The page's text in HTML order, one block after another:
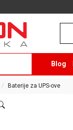
Blog
Baterije za UPS-ove